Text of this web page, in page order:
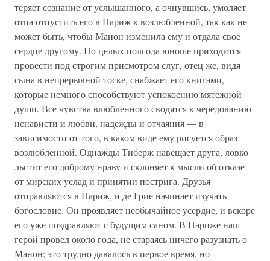
теряет сознание от услышанного, а очнувшись, умоляет
отца отпустить его в Париж к возлюбленной, так как не
может быть, чтобы Манон изменила ему и отдала свое
сердце другому. Но целых полгода юноше приходится
провести под строгим присмотром слуг, отец же, видя
сына в непрерывной тоске, снабжает его книгами,
которые немного способствуют успокоению мятежной
души. Все чувства влюбленного сводятся к чередованию
ненависти и любви, надежды и отчаяния — в
зависимости от того, в каком виде ему рисуется образ
возлюбленной. Однажды Тиберж навещает друга, ловко
льстит его доброму нраву и склоняет к мысли об отказе
от мирских услад и принятии пострига. Друзья
отправляются в Париж, и де Грие начинает изучать
богословие. Он проявляет необычайное усердие, и вскоре
его уже поздравляют с будущим саном. В Париже наш
герой провел около года, не стараясь ничего разузнать о
Манон; это трудно давалось в первое время, но